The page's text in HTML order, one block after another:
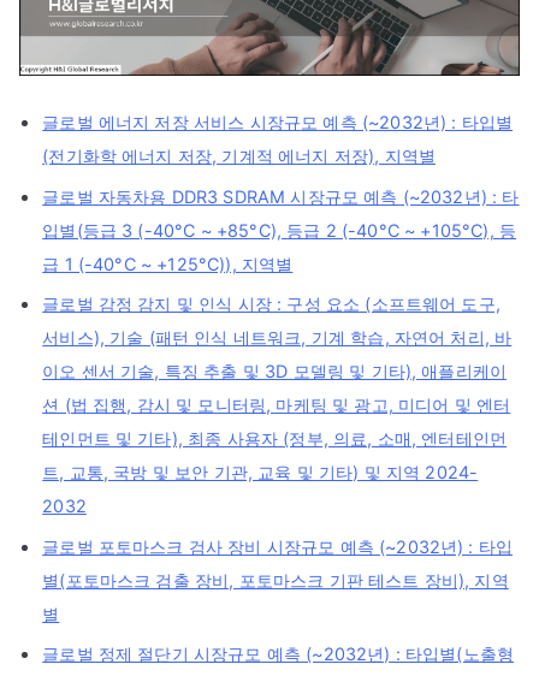
글로벌 에너지 저장 서비스 시장규모 예측 (~2032년) : 타입별
(전기화학 에너지 저장, 기계적 에너지 저장), 지역별
글로벌 자동차용 DDR3 SDRAM 시장규모 예측 (~2032년) : 타
입별(등급 3 (-40°C ~ +85°C), 등급 2 (-40°C ~ +105°C), 등
급 1 (-40°C ~ +125°C)), 지역별
글로벌 감정 감지 및 인식 시장 : 구성 요소 (소프트웨어 도구,
서비스), 기술 (패턴 인식 네트워크, 기계 학습, 자연어 처리, 바
이오 센서 기술, 특징 추출 및 3D 모델링 및 기타), 애플리케이
션 (법 집행, 감시 및 모니터링, 마케팅 및 광고, 미디어 및 엔터
테인먼트 및 기타), 최종 사용자 (정부, 의료, 소매, 엔터테인먼
트, 교통, 국방 및 보안 기관, 교육 및 기타) 및 지역 2024-
2032
글로벌 포토마스크 검사 장비 시장규모 예측 (~2032년) : 타입
별(포토마스크 검출 장비, 포토마스크 기판 테스트 장비), 지역
별
글로벌 정제 절단기 시장규모 예측 (~2032년) : 타입별(노출형